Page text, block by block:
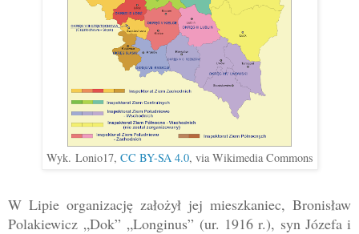
Wyk. Lonio17, CC BY-SA 4.0, via Wikimedia Commons
W Lipie organizację założył jej mieszkaniec, Bronisław
Polakiewicz „Dok” „Longinus” (ur. 1916 r.), syn Józefa i